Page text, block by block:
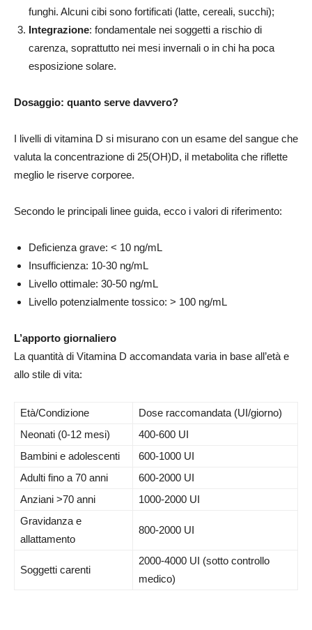
funghi. Alcuni cibi sono fortificati (latte, cereali, succhi);
Integrazione: fondamentale nei soggetti a rischio di
carenza, soprattutto nei mesi invernali o in chi ha poca
esposizione solare.
Dosaggio: quanto serve davvero?
I livelli di vitamina D si misurano con un esame del sangue che
valuta la concentrazione di 25(OH)D, il metabolita che riflette
meglio le riserve corporee.
Secondo le principali linee guida, ecco i valori di riferimento:
Deficienza grave: < 10 ng/mL
Insufficienza: 10-30 ng/mL
Livello ottimale: 30-50 ng/mL
Livello potenzialmente tossico: > 100 ng/mL
L’apporto giornaliero
La quantità di Vitamina D accomandata varia in base all’età e
allo stile di vita:
Età/Condizione
Dose raccomandata (UI/giorno)
Neonati (0-12 mesi)
400-600 UI
Bambini e adolescenti
600-1000 UI
Adulti fino a 70 anni
600-2000 UI
Anziani >70 anni
1000-2000 UI
Gravidanza e
allattamento
800-2000 UI
Soggetti carenti
2000-4000 UI (sotto controllo
medico)